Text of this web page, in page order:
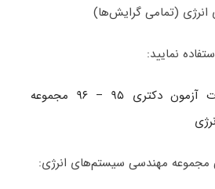
نمایید:
دانلود مجموعه سؤالات آزمون دکتری ۹۵ – ۹۶ مجموعه
مجموعه مهندسی سیستم‌های انرژی: